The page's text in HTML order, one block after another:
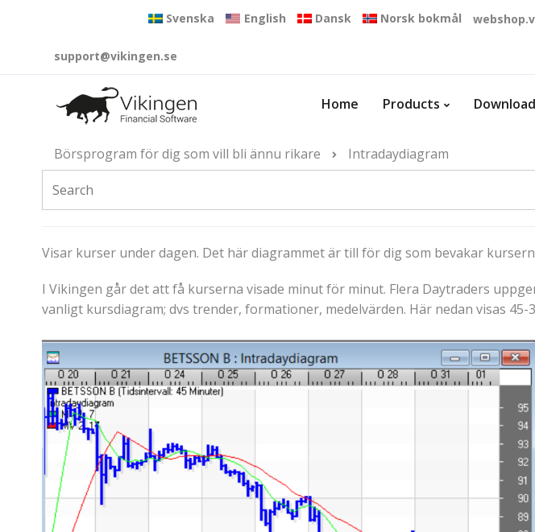
Svenska English Dansk Norsk bokmål
support@vikingen.se
Home Products
Börsprogram för dig som vill bli ännu rikare Intradaydiagram
Visar kurser under dagen. Det här diagrammet är till för dig som bevakar
I Vikingen går det att få kurserna visade minut för minut. Flera Daytraders
vanligt kursdiagram; dvs trender, formationer, medelvärden. Här nedan visas